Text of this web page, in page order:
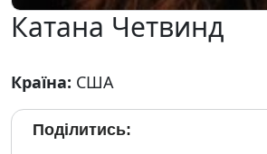
Катана Четвинд
Країна: США
Поділитись: